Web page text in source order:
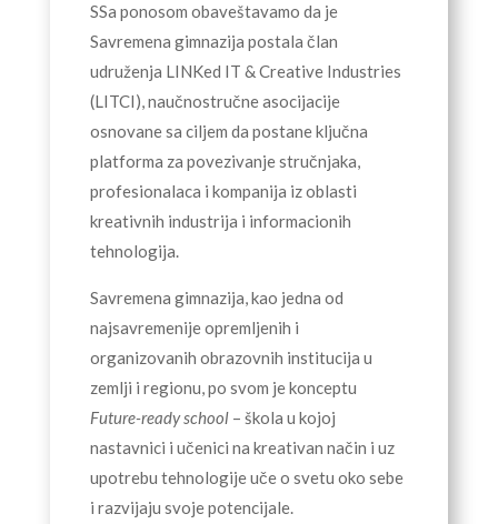
SSa ponosom obaveštavamo da je
Savremena gimnazija postala član
udruženja LINKed IT & Creative Industries
(LITCI), naučnostručne asocijacije
osnovane sa ciljem da postane ključna
platforma za povezivanje stručnjaka,
profesionalaca i kompanija iz oblasti
kreativnih industrija i informacionih
tehnologija.
Savremena gimnazija, kao jedna od
najsavremenije opremljenih i
organizovanih obrazovnih institucija u
zemlji i regionu, po svom je konceptu
Future-ready school– škola u kojoj
nastavnici i učenici na kreativan način i uz
upotrebu tehnologije uče o svetu oko sebe
i razvijaju svoje potencijale.